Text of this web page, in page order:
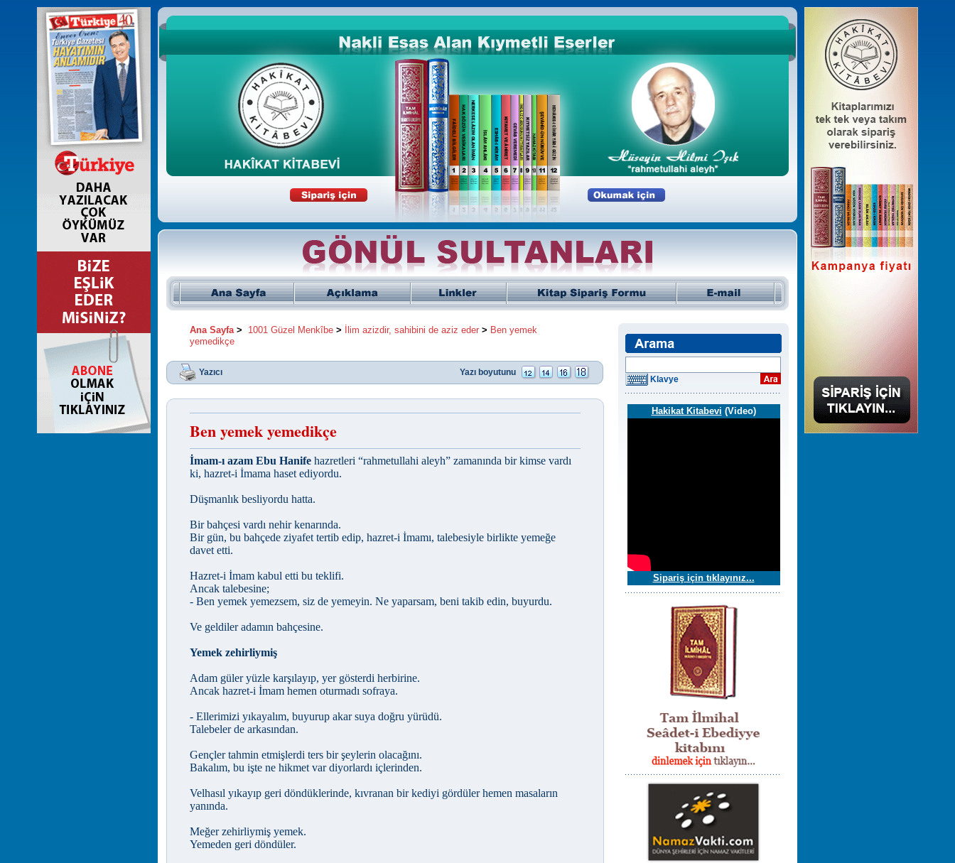
Ana Sayfa> 1001 Güzel Menkîbe > İlim azizdir, sahibini de aziz eder > Ben yemek
yemedikçe
Yazıcı Yazı boyutunu
Ben yemek yemedikçe
İmam-ı azam Ebu Hanife hazretleri “rahmetullahi aleyh” zamanında bir kimse vardı
ki, hazret-i İmama haset ediyordu.
Düşmanlık besliyordu hatta.
Bir bahçesi vardı nehir kenarında.
Bir gün, bu bahçede ziyafet tertib edip, hazret-i İmamı, talebesiyle birlikte yemeğe
davet etti.
Hazret-i İmam kabul etti bu teklifi.
Ancak talebesine;
- Ben yemek yemezsem, siz de yemeyin. Ne yaparsam, beni takib edin, buyurdu.
Ve geldiler adamın bahçesine.
Yemek zehirliymiş
Adam güler yüzle karşılayıp, yer gösterdi herbirine.
Ancak hazret-i İmam hemen oturmadı sofraya.
- Ellerimizi yıkayalım, buyurup akar suya doğru yürüdü.
Talebeler de arkasından.
Gençler tahmin etmişlerdi ters bir şeylerin olacağını.
Bakalım, bu işte ne hikmet var diyorlardı içlerinden.
Velhasıl yıkayıp geri döndüklerinde, kıvranan bir kediyi gördüler hemen masaların
yanında.
Meğer zehirliymiş yemek.
Yemeden geri döndüler.
Klavye
Hakikat Kitabevi (Video)
Sipariş için tıklayınız...